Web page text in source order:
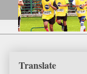
Translate